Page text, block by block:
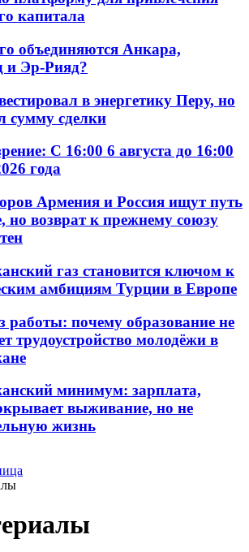
капитала
объединяются Анкара,
и Эр-Рияд?
в энергетику Перу, но
сумму сделки
С 16:00 6 августа до 16:00
года
Армения и Россия ищут путь
но возврат к прежнему союзу
газ становится ключом к
амбициям Турции в Европе
работы: почему образование не
трудоустройство молодёжи в
минимум: зарплата,
выживание, но не
жизнь